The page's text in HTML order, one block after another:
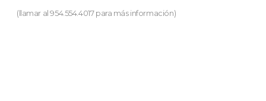
(llamar al 954.554.4017 para más información)